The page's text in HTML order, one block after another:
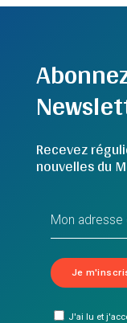
Recevez
nouvelles du
J'ai lu et